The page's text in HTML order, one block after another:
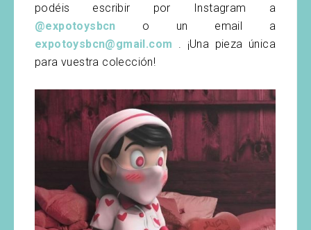
podéis escribir por Instagram a
@expotoysbcn o un email a
expotoysbcn@gmail.com . ¡Una pieza única
para vuestra colección!